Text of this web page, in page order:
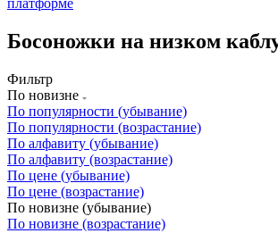
платформе
Босоножки на низком
Фильтр
По новизне
По популярности (убывание)
По популярности (возрастание)
По алфавиту (убывание)
По алфавиту (возрастание)
По цене (убывание)
По цене (возрастание)
По новизне (убывание)
По новизне (возрастание)